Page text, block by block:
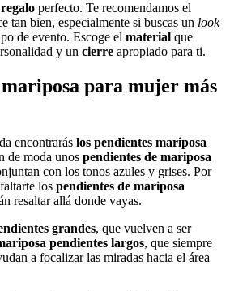
regalo perfecto. Te recomendamos el
tan bien, especialmente si buscas un look
de evento. Escoge el material que
y un cierre apropiado para ti.
para mujer más
encontrarás los pendientes mariposa
de moda unos pendientes de mariposa
con los tonos azules y grises. Por
los pendientes de mariposa
resaltar allá donde vayas.
grandes, que vuelven a ser
pendientes largos, que siempre
a focalizar las miradas hacia el área